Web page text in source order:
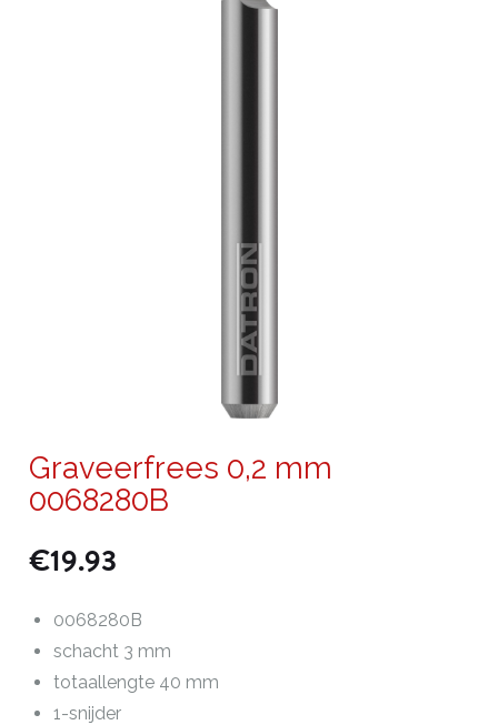
Graveerfrees 0,2 mm
0068280B
€19.93
0068280B
schacht 3 mm
totaallengte 40 mm
1-snijder